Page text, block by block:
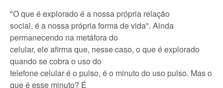
"O que é explorado é a nossa própria relação
social, é a nossa própria forma de vida". Ainda
permanecendo na metáfora do
celular, ele afirma que, nesse caso, o que é explorado
quando se cobra o uso do
telefone celular é o pulso, é o minuto do uso pulso. Mas o
que é esse minuto? É